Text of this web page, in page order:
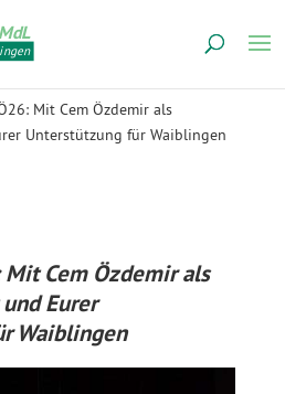
Mit Cem Özdemir als
Unterstützung für Waiblingen
Cem Özdemir als
Eurer
Waiblingen